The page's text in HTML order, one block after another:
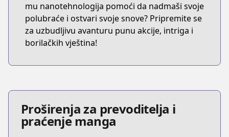
mu nanotehnologija pomoći da nadmaši svoje
polubraće i ostvari svoje snove? Pripremite se
za uzbudljivu avanturu punu akcije, intriga i
borilačkih vještina!
Proširenja za prevoditelja i
praćenje manga